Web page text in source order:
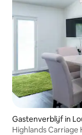
Gastenverblijf in
Highlands Carriage